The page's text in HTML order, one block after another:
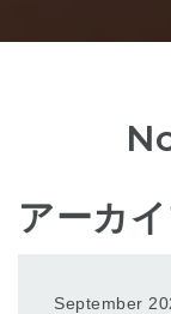
アーカ
September